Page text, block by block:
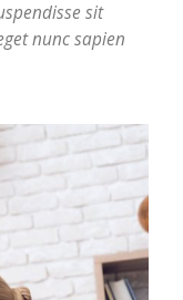
sit
nunc sapien